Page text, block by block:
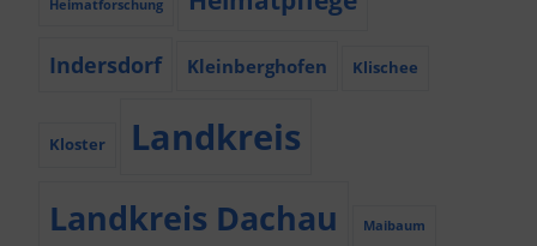
Heimatforschung
Indersdorf Kleinberghofen Klischee
Kloster Landkreis
Landkreis Dachau Maibaum